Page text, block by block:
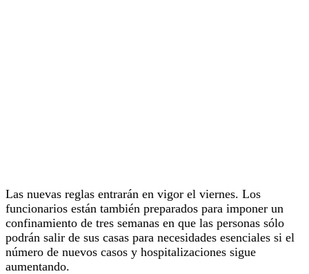
Las nuevas reglas entrarán en vigor el viernes. Los
funcionarios están también preparados para imponer un
confinamiento de tres semanas en que las personas sólo
podrán salir de sus casas para necesidades esenciales si el
número de nuevos casos y hospitalizaciones sigue
aumentando.